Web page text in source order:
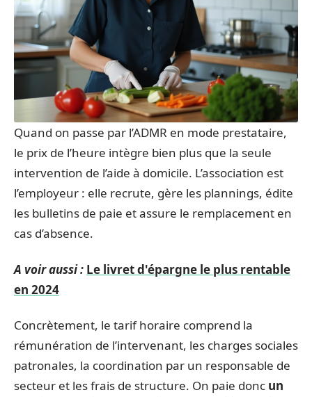
Quand on passe par l’ADMR en mode prestataire,
le prix de l’heure intègre bien plus que la seule
intervention de l’aide à domicile. L’association est
l’employeur : elle recrute, gère les plannings, édite
les bulletins de paie et assure le remplacement en
cas d’absence.
A voir aussi : Le livret d'épargne le plus rentable
en 2024
Concrètement, le tarif horaire comprend la
rémunération de l’intervenant, les charges sociales
patronales, la coordination par un responsable de
secteur et les frais de structure. On paie donc un